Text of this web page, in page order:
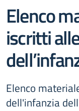
Elenco
iscritti
Elenco
dell'infanzia